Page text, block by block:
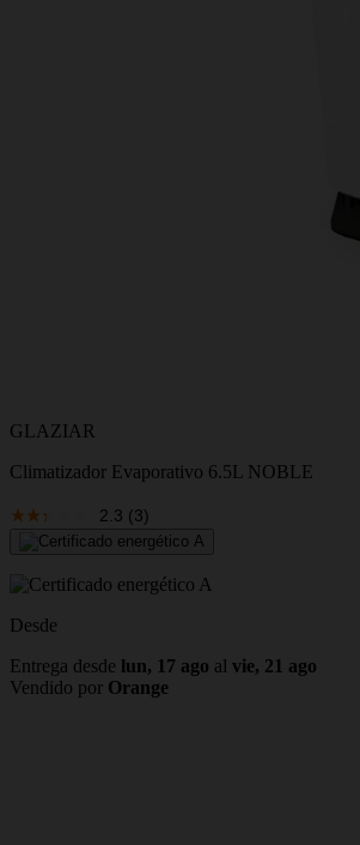
GLAZIAR
Climatizador Evaporativo 6.5L NOBLE
2.3 (3)
Desde
Entrega desde lun, 17 ago al vie, 21 ago
Vendido por Orange